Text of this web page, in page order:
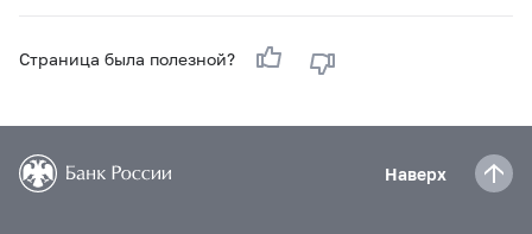
Страница была полезной?
Наверх